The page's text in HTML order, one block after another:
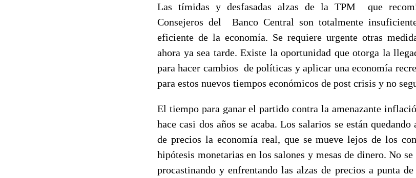
Las tímidas y desfasadas alzas de la TPM que
Consejeros del Banco Central son totalmente
eficiente de la economía. Se requiere urgente otras
ahora ya sea tarde. Existe la oportunidad que otorga la
para hacer cambios de políticas y aplicar una economía
para estos nuevos tiempos económicos de post crisis y no
El tiempo para ganar el partido contra la amenazante
hace casi dos años se acaba. Los salarios se están
de precios la economía real, que se mueve lejos de los
hipótesis monetarias en los salones y mesas de dinero. No
procastinando y enfrentando las alzas de precios a punta